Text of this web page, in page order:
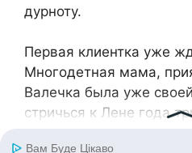
дурноту.
Первая клиентка уже
Многодетная мама,
Валечка была уже
стричься к Лене года